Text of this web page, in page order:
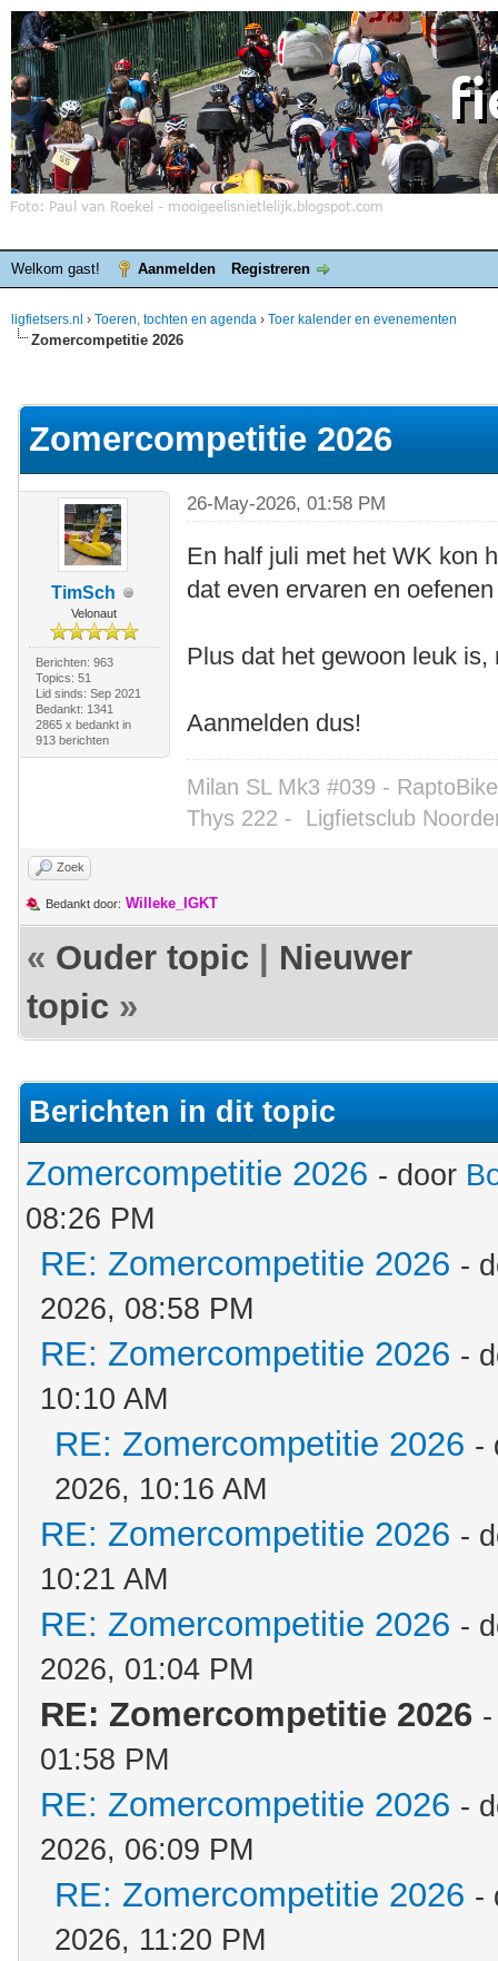
Welkom gast! Aanmelden Registreren
ligfietsers.nl › Toeren, tochten en agenda › Toer kalender en evenementen
Zomercompetitie 2026
Zomercompetitie 2026
TimSch
Velonaut
Berichten: 963
Topics: 51
Lid sinds: Sep 2021
Bedankt: 1341
2865 x bedankt in
913 berichten
26-May-2026, 01:58 PM
En half juli met het WK kon
dat even ervaren en
Plus dat het gewoon leuk
Aanmelden dus!
Milan SL Mk3 #039 -
Thys 222 - Ligfietsclub
Zoek
Bedankt door: Willeke_IGKT
« Ouder topic
Nieuwer
topic »
Berichten in dit topic
Zomercompetitie 2026 - door
08:26 PM
RE: Zomercompetitie 2026 -
2026, 08:58 PM
RE: Zomercompetitie 2026 -
10:10 AM
RE: Zomercompetitie 2026 -
2026, 10:16 AM
RE: Zomercompetitie 2026 -
10:21 AM
RE: Zomercompetitie 2026 -
2026, 01:04 PM
RE: Zomercompetitie 2026
01:58 PM
RE: Zomercompetitie 2026 -
2026, 06:09 PM
RE: Zomercompetitie 2026 -
2026, 11:20 PM